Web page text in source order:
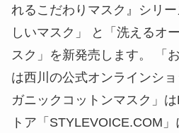
れるこだわりマスク』シリ
しいマスク」 と「洗えるオ
スク」を新発売します。 「
は西川の公式オンラインシ
ガニックコットンマスク」
トア「STYLEVOICE.COM